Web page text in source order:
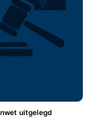
uitgelegd